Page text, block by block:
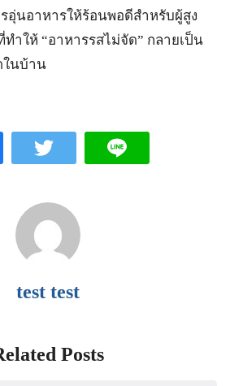
อุ่นอาหารให้ร้อนพอดีสำหรับผู้สูง
ำให้ “อาหารรสไม่จัด” กลายเป็น
ในบ้าน
test test
Posts